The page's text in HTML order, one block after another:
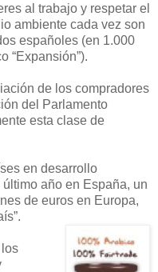
al trabajo y respetar el
ambiente cada vez son
españoles (en 1.000
“Expansión”).
de los compradores
del Parlamento
esta clase de
en desarrollo
año en España, un
de euros en Europa,